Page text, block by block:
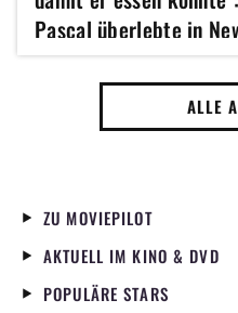
Pascal überlebte in
dank Sarah Paulson,
noch kein Star warALLE
ZU MOVIEPILOT
AKTUELL IM KINO & DVD
POPULÄRE STARS